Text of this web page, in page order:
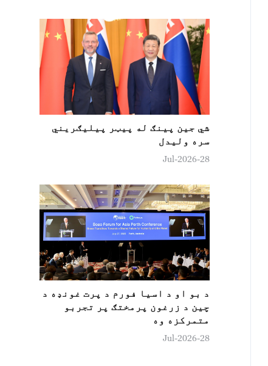
شي جین پينګ له پيټر پيليګريني
سره ولیدل
28-Jul-2026
د بو او د اسيا فورم د پرت غونډه د
چين د زرغون پرمختګ پر تجربو
متمرکزه وه
28-Jul-2026